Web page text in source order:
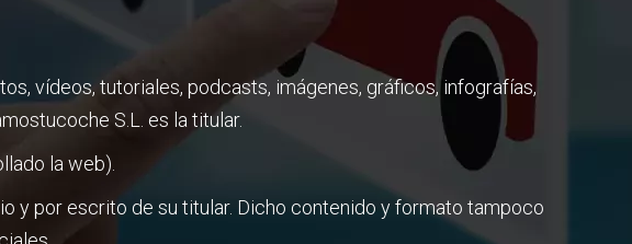
vídeos, tutoriales, podcasts, imágenes, gráficos, infografías,
S.L. es la titular.
la web).
y por escrito de su titular. Dicho contenido y formato tampoco